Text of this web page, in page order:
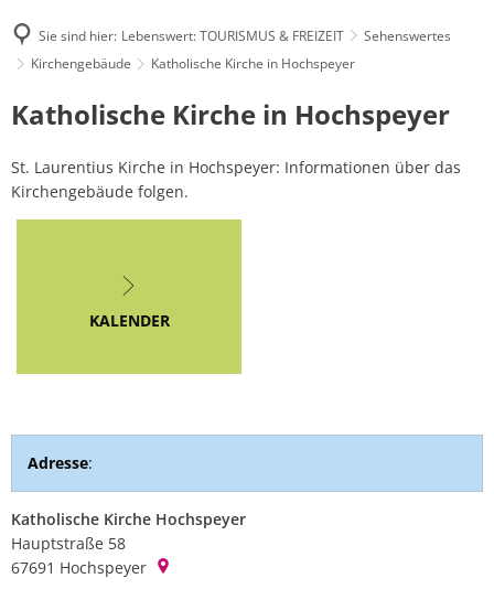
Sie sind hier: Lebenswert: TOURISMUS & FREIZEIT
Sehenswertes
Kirchengebäude
Katholische Kirche in Hochspeyer
Katholische
in
Hochspeyer
Katholische Kirche in Hochspeyer
St. Laurentius Kirche in Hochspeyer: Informationen über das
Kirchengebäude folgen.
KALENDER
Adresse:
Katholische Kirche Hochspeyer
Hauptstraße 58
67691 Hochspeyer